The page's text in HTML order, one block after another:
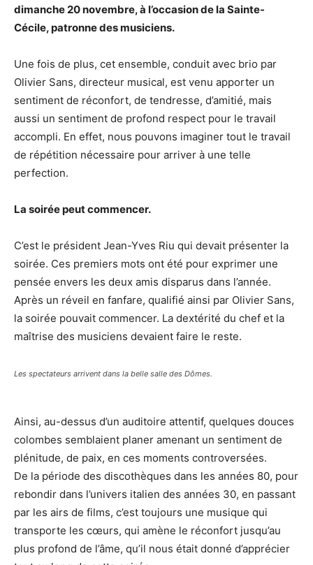
dimanche 20 novembre, à l’occasion de la Sainte-
Cécile, patronne des musiciens.
Une fois de plus, cet ensemble, conduit avec brio par
Olivier Sans, directeur musical, est venu apporter un
sentiment de réconfort, de tendresse, d’amitié, mais
aussi un sentiment de profond respect pour le travail
accompli. En effet, nous pouvons imaginer tout le travail
de répétition nécessaire pour arriver à une telle
perfection.
La soirée peut commencer.
C’est le président Jean-Yves Riu qui devait présenter la
soirée. Ces premiers mots ont été pour exprimer une
pensée envers les deux amis disparus dans l’année.
Après un réveil en fanfare, qualifié ainsi par Olivier Sans,
la soirée pouvait commencer. La dextérité du chef et la
maîtrise des musiciens devaient faire le reste.
Les spectateurs arrivent dans la belle salle des Dômes.
Ainsi, au-dessus d’un auditoire attentif, quelques douces
colombes semblaient planer amenant un sentiment de
plénitude, de paix, en ces moments controversées.
De la période des discothèques dans les années 80, pour
rebondir dans l’univers italien des années 30, en passant
par les airs de films, c’est toujours une musique qui
transporte les cœurs, qui amène le réconfort jusqu’au
plus profond de l’âme, qu’il nous était donné d’apprécier